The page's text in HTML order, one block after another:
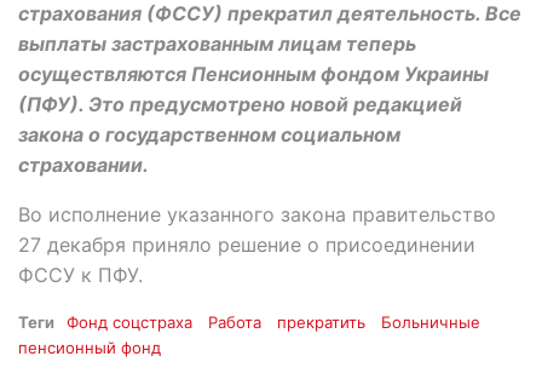
страхования (ФССУ) прекратил деятельность. Все
выплаты застрахованным лицам теперь
осуществляются Пенсионным фондом Украины
(ПФУ). Это предусмотрено новой редакцией
закона о государственном социальном
страховании.
Во исполнение указанного закона правительство
27 декабря приняло решение о присоединении
ФССУ к ПФУ.
Теги Фонд соцстраха Работа прекратить
Больничные
пенсионный фонд